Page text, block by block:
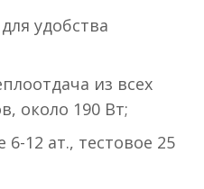
удобства
из всех
около 190 Вт;
6-12 ат., тестовое 25